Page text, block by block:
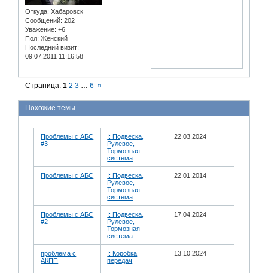
Откуда: Хабаровск
Сообщений: 202
Уважение: +6
Пол: Женский
Последний визит:
09.07.2011 11:16:58
Страница:1 2 3 … 6 »
Похожие темы
Проблемы с АБС
#3
I: Подвеска,
Рулевое,
Тормозная
система
22.03.2024
Проблемы с АБС
I: Подвеска,
Рулевое,
Тормозная
система
22.01.2014
Проблемы с АБС
#2
I: Подвеска,
Рулевое,
Тормозная
система
17.04.2024
проблема с
АКПП
I: Коробка
передач
13.10.2024